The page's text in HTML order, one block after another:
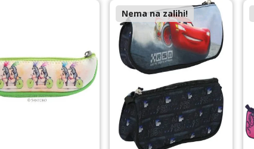
Nema na zalihi!